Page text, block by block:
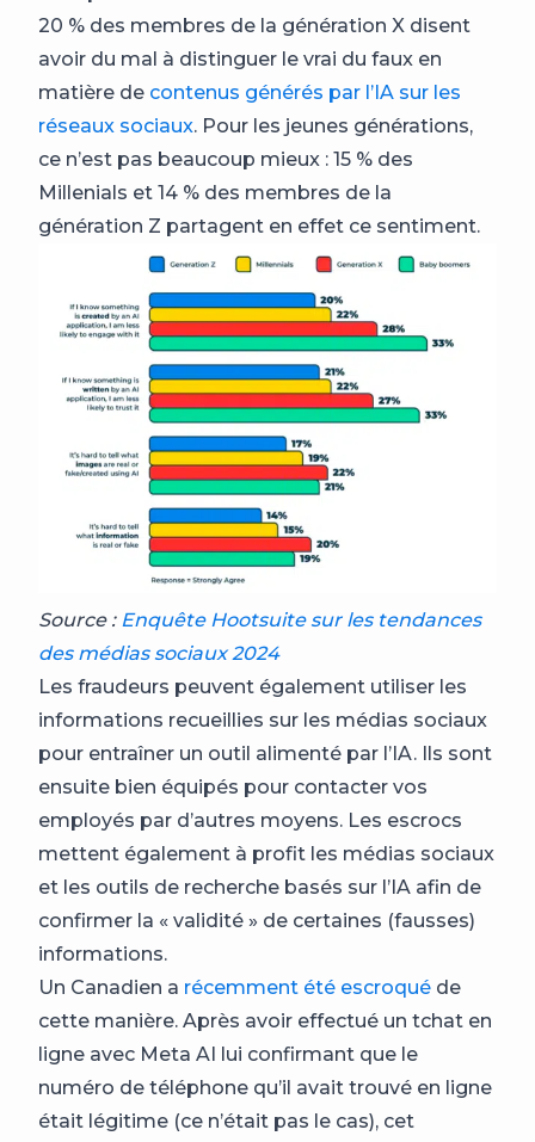
20 % des membres de la génération X disent
avoir du mal à distinguer le vrai du faux en
matière de contenus générés par l’IA sur les
réseaux sociaux. Pour les jeunes générations,
ce n’est pas beaucoup mieux : 15 % des
Millenials et 14 % des membres de la
génération Z partagent en effet ce sentiment.
Source : Enquête Hootsuite sur les tendances
des médias sociaux 2024
Les fraudeurs peuvent également utiliser les
informations recueillies sur les médias sociaux
pour entraîner un outil alimenté par l’IA. Ils sont
ensuite bien équipés pour contacter vos
employés par d’autres moyens. Les escrocs
mettent également à profit les médias sociaux
et les outils de recherche basés sur l’IA afin de
confirmer la « validité » de certaines (fausses)
informations.
Un Canadien a récemment été escroqué de
cette manière. Après avoir effectué un tchat en
ligne avec Meta AI lui confirmant que le
numéro de téléphone qu’il avait trouvé en ligne
était légitime (ce n’était pas le cas), cet